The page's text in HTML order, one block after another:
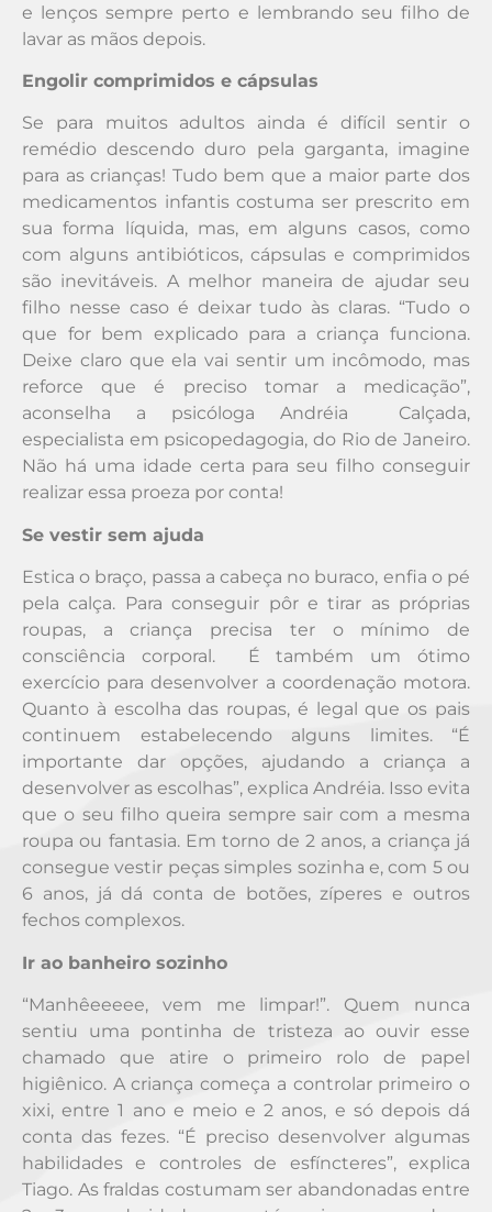
e lenços sempre perto e lembrando seu filho de
lavar as mãos depois.
Engolir comprimidos e cápsulas
Se para muitos adultos ainda é difícil sentir o
remédio descendo duro pela garganta, imagine
para as crianças! Tudo bem que a maior parte dos
medicamentos infantis costuma ser prescrito em
sua forma líquida, mas, em alguns casos, como
com alguns antibióticos, cápsulas e comprimidos
são inevitáveis. A melhor maneira de ajudar seu
filho nesse caso é deixar tudo às claras. “Tudo o
que for bem explicado para a criança funciona.
Deixe claro que ela vai sentir um incômodo, mas
reforce que é preciso tomar a medicação”,
aconselha a psicóloga Andréia Calçada,
especialista em psicopedagogia, do Rio de Janeiro.
Não há uma idade certa para seu filho conseguir
realizar essa proeza por conta!
Se vestir sem ajuda
Estica o braço, passa a cabeça no buraco, enfia o pé
pela calça. Para conseguir pôr e tirar as próprias
roupas, a criança precisa ter o mínimo de
consciência corporal. É também um ótimo
exercício para desenvolver a coordenação motora.
Quanto à escolha das roupas, é legal que os pais
continuem estabelecendo alguns limites. “É
importante dar opções, ajudando a criança a
desenvolver as escolhas”, explica Andréia. Isso evita
que o seu filho queira sempre sair com a mesma
roupa ou fantasia. Em torno de 2 anos, a criança já
consegue vestir peças simples sozinha e, com 5 ou
6 anos, já dá conta de botões, zíperes e outros
fechos complexos.
Ir ao banheiro sozinho
“Manhêeeeee, vem me limpar!”. Quem nunca
sentiu uma pontinha de tristeza ao ouvir esse
chamado que atire o primeiro rolo de papel
higiênico. A criança começa a controlar primeiro o
xixi, entre 1 ano e meio e 2 anos, e só depois dá
conta das fezes. “É preciso desenvolver algumas
habilidades e controles de esfíncteres”, explica
Tiago. As fraldas costumam ser abandonadas entre